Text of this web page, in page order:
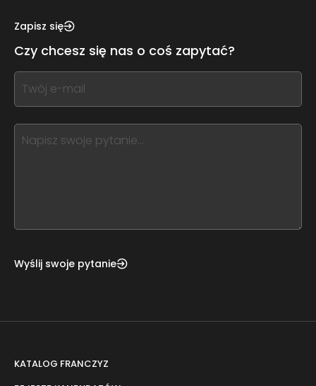
this,
this
form
field
blank
Zapisz się
Czy chcesz się nas o coś zapytać?
If
you
this,
leave
Wyślij swoje pytanie
KATALOG FRANCZYZ